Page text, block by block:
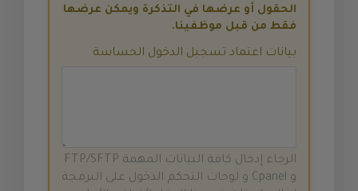
الحقول أو عرضها في التذكرة ويمكن عرضها
فقط من قبل موظفينا.
بيانات اعتماد تسجيل الدخول الحساسة
الرجاء إدخال كافة البيانات المهمة FTP/SFTP
و Cpanel و لوحات التحكم الدخول على البرمجة